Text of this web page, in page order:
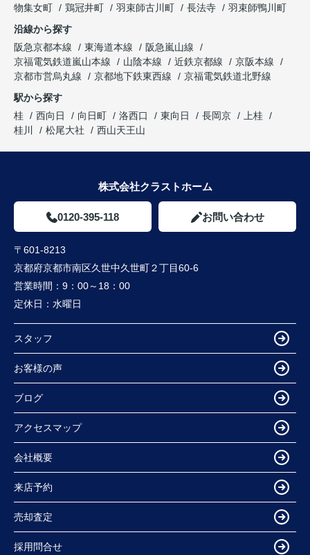
物集女町
鶏冠井町 羽束師古川町 長法寺
羽束師鴨川町
沿線から探す
阪急京都本線
東海道本線
阪急嵐山線
京福電気鉄道嵐山本線
山陰本線 近鉄京都線
京阪本線
京都市営烏丸線
京都地下鉄東西線
京福電気鉄道北野線
駅から探す
桂
西向日 向日町 洛西口 東向日 長岡京
上桂
桂川
松尾大社 西山天王山
株式会社クラストホーム
0120-395-118 お問い合わせ
〒601-8213
京都府京都市南区久世中久世町２丁目60-6
営業時間： 9：00～18：00
定休日： 水曜日
スタッフ
お客様の声
ブログ
アクセスマップ
会社概要
来店予約
売却査定
採用問合せ